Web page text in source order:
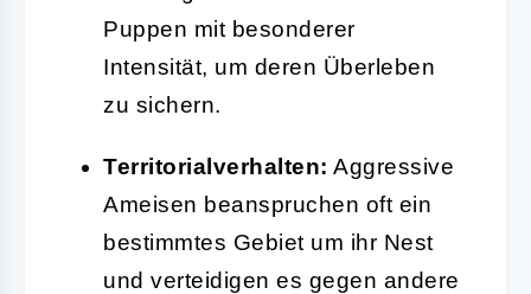
Puppen mit besonderer
Intensität, um deren Überleben
zu sichern.
Territorialverhalten: Aggressive
Ameisen beanspruchen oft ein
bestimmtes Gebiet um ihr Nest
und verteidigen es gegen andere